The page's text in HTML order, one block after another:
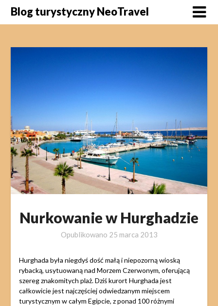
SkipBlog turystyczny NeoTravel
Nurkowanie w Hurghadzie
Opublikowano 25 marca 2013
Hurghada była niegdyś dość małą i niepozorną wioską
rybacką, usytuowaną nad Morzem Czerwonym, oferującą
szereg znakomitych plaż. Dziś kurort Hurghada jest
całkowicie jest najczęściej odwiedzanym miejscem
turystycznym w całym Egipcie, z ponad 100 różnymi